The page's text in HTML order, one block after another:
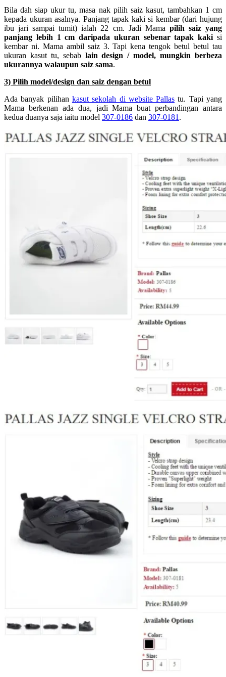
Bila dah siap ukur tu, masa nak pilih saiz kasut, tambahkan 1 cm
kepada ukuran asalnya. Panjang tapak kaki si kembar (dari hujung
ibu jari sampai tumit) ialah 22 cm. Jadi Mama pilih saiz yang
panjang lebih 1 cm daripada ukuran sebenar tapak kaki si
kembar ni. Mama ambil saiz 3. Tapi kena tengok betul betul tau
ukuran kasut tu, sebab lain design / model, mungkin berbeza
ukurannya walaupun saiz sama.
3) Pilih model/design dan saiz dengan betul
Ada banyak pilihan kasut sekolah di website Pallas tu. Tapi yang
Mama berkenan ada dua, jadi Mama buat perbandingan antara
kedua duanya saja iaitu model 307-0186 dan 307-0181 .